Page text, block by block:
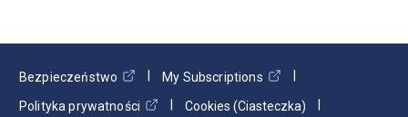
Bezpieczeństwo
My Subscriptions
Polityka prywatności
Cookies (Ciasteczka)